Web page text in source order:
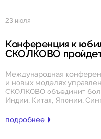
23 июля
Конференция к
СКОЛКОВО пройдет
Международная
и новых моделях
СКОЛКОВО объединит
Индии, Китая, Японии,
подробнее